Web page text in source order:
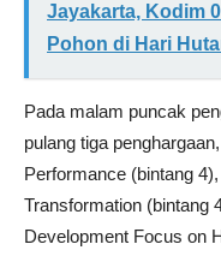
Jayakarta, Kodim
Pohon di Hari
Pada malam puncak
pulang tiga
Performance (bintang
Transformation (bintang
Development Focus on